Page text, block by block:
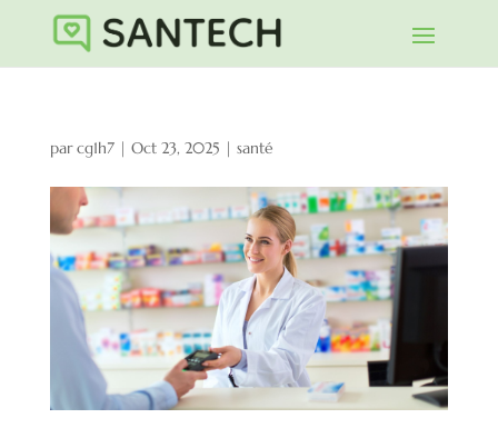
parcg1h7| Oct 23, 2025 | santé